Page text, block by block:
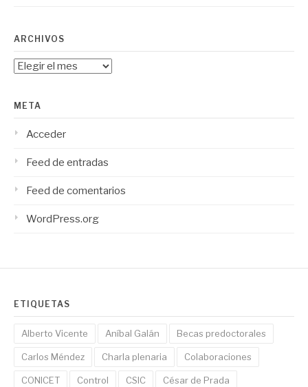
ARCHIVOS
Archivos
META
Acceder
Feed de entradas
Feed de comentarios
WordPress.org
ETIQUETAS
Alberto Vicente Aníbal Galán Becas predoctorales
Carlos Méndez Charla plenaria Colaboraciones
CONICET Control CSIC César de Prada